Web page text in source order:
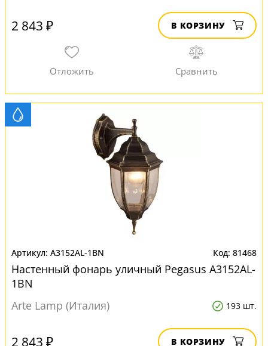
2 843 ₽ В КОРЗИНУ
A3152AL-1BN 81468
Настенный фонарь уличный Pegasus A3152AL-
1BN
Arte Lamp (Италия)
193 шт.
2 843 ₽ В КОРЗИНУ